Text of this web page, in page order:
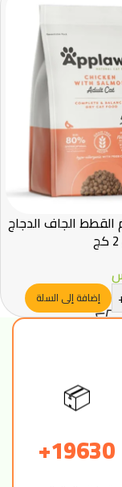
القطط الجاف الدجاج
إضافة إلى السلة
📦
19630+